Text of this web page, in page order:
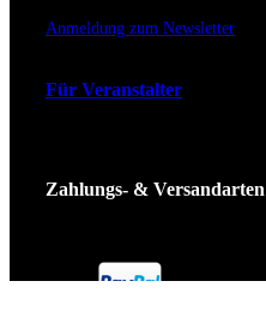
Anmeldung zum Newsletter
Für Veranstalter
Zahlungs- & Versandarten